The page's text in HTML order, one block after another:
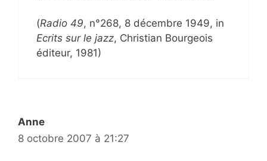
(Radio 49, n°268, 8 décembre 1949, in
Ecrits sur le jazz, Christian Bourgeois
éditeur, 1981)
Anne
8 octobre 2007 à 21:27